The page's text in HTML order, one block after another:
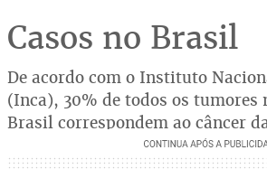
Casos no Brasil
De acordo com o Instituto
(Inca), 30% de todos os tumores
Brasil correspondem ao câncer